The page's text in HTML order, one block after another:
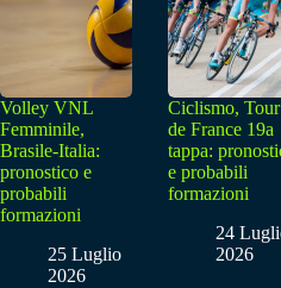
Volley VNL
Femminile,
Brasile-Italia:
pronostico e
probabili
formazioni
25 Luglio
2026
Ciclismo, Tour
de France 19a
tappa:
e probabili
formazioni
24
2026